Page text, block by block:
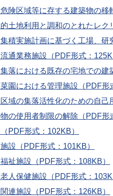
険区域等に存する建築物の移
土地利用と調和のとれたレク
積実施計画に基づく工場、研
通業務施設（PDF形式：
落における既存の宅地での建
園における管理施設（PDF形
域の集落活性化のための自己
の使用者制限の解除（PDF形
PDF形式：102KB）
設（PDF形式：101KB）
祉施設（PDF形式：108KB）
人保健施設（PDF形式：
連施設（PDF形式：126KB）